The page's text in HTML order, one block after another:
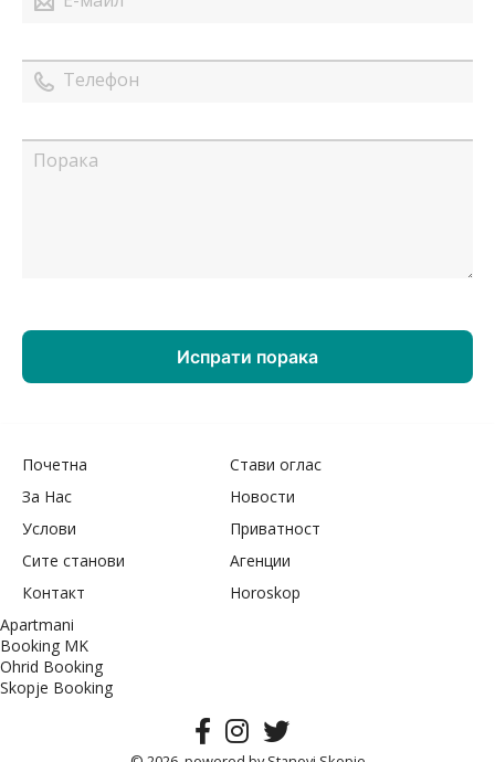
Почетна
Стави оглас
За Нас
Новости
Услови
Приватност
Сите станови
Агенции
Контакт
Horoskop
Apartmani
Booking MK
Ohrid Booking
Skopje Booking